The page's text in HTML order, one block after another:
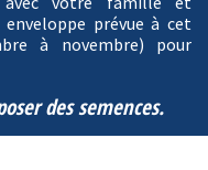
prévue à cet
à novembre) pour
des semences.